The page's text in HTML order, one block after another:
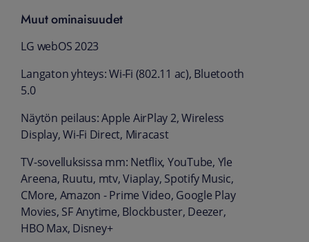
Muut ominaisuudet
LG webOS 2023
Langaton yhteys: Wi-Fi (802.11 ac), Bluetooth
5.0
Näytön peilaus: Apple AirPlay 2, Wireless
Display, Wi-Fi Direct, Miracast
TV-sovelluksissa mm: Netflix, YouTube, Yle
Areena, Ruutu, mtv, Viaplay, Spotify Music,
CMore, Amazon - Prime Video, Google Play
Movies, SF Anytime, Blockbuster, Deezer,
HBO Max, Disney+